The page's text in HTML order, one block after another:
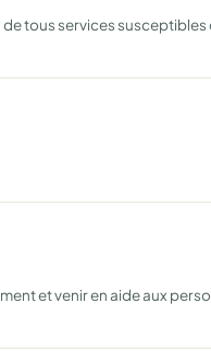
tous services
et venir en aide aux